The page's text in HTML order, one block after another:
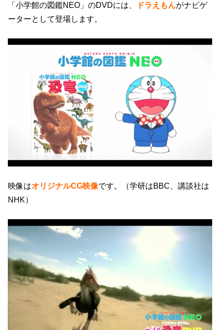
「小学館の図鑑NEO」のDVDには、 ドラえもんがナビゲ
ーターとして登場します。
映像はオリジナルCG映像です。（学研はBBC、講談社は
NHK）